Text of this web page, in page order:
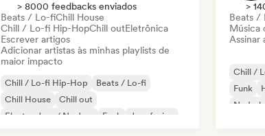
> 8000 feedbacks enviados
Beats / Lo-fiChill House
Chill / Lo-fi Hip-HopChill outEletrônica
Escrever artigos
Adicionar artistas às minhas playlists de
maior impacto
Chill / Lo-fi Hip-Hop
Beats / Lo-fi
Chill House
Chill out
Electro Jazz / Nu Jazz
Funk
Jazz fusion
>
Beats /
Música
Assinar
Chill /
Funk